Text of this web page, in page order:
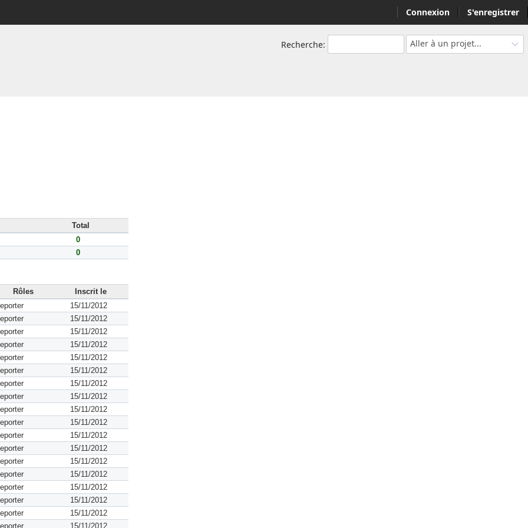
Connexion S'enregistrer
Recherche: Aller à un projet...
Total
0
0
Rôles
Inscrit le
15/11/2012
15/11/2012
15/11/2012
15/11/2012
15/11/2012
15/11/2012
15/11/2012
15/11/2012
15/11/2012
15/11/2012
15/11/2012
15/11/2012
15/11/2012
15/11/2012
15/11/2012
15/11/2012
15/11/2012
15/11/2012